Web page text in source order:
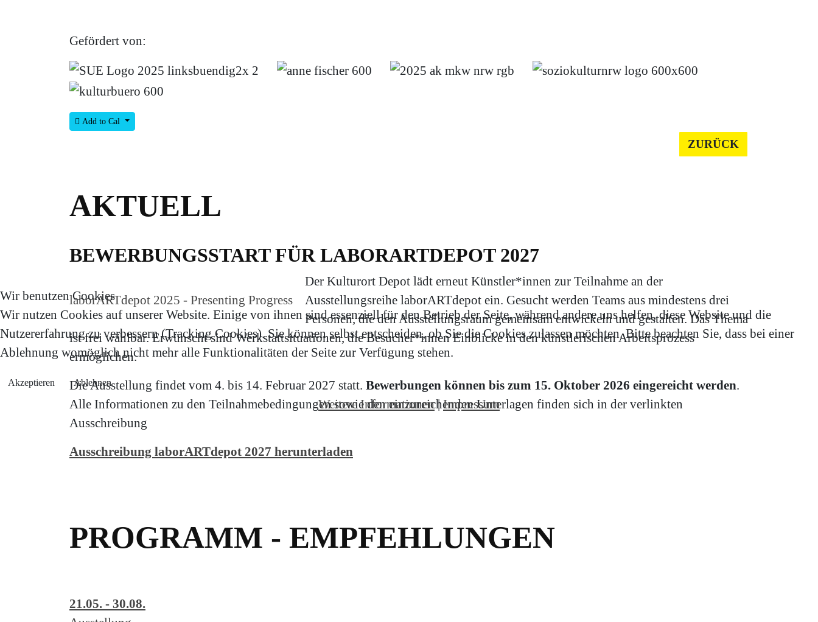
Gefördert von:
Add to Cal
ZURÜCK
AKTUELL
BEWERBUNGSSTART FÜR LABORARTDEPOT 2027
laborARTdepot 2025 - Presenting Progress
Der Kulturort Depot lädt erneut Künstler*innen zur Teilnahme an der
Ausstellungsreihe laborARTdepot ein. Gesucht werden Teams aus mindestens drei
Personen, die den Ausstellungsraum gemeinsam entwickeln und gestalten. Das Thema
ist frei wählbar. Erwünscht sind Werkstattsituationen, die Besucher*innen Einblicke in den künstlerischen Arbeitsprozess
ermöglichen.
Die Ausstellung findet vom 4. bis 14. Februar 2027 statt. Bewerbungen können bis zum 15. Oktober 2026 eingereicht werden.
Alle Informationen zu den Teilnahmebedingungen sowie den einzureichenden Unterlagen finden sich in der verlinkten
Ausschreibung
Ausschreibung laborARTdepot 2027 herunterladen
PROGRAMM - EMPFEHLUNGEN
21.05. - 30.08.
Wir benutzen Cookies
Wir nutzen Cookies auf unserer Website. Einige von ihnen sind essenziell für den Betrieb der Seite, während andere uns helfen, diese Website und die
Nutzererfahrung zu verbessern (Tracking Cookies). Sie können selbst entscheiden, ob Sie die Cookies zulassen möchten. Bitte beachten Sie, dass bei einer
Ablehnung womöglich nicht mehr alle Funktionalitäten der Seite zur Verfügung stehen.
Akzeptieren Ablehnen
Weitere Informationen|Impressum